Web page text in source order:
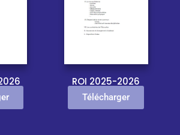
ROI 2025-2026
Télécharger